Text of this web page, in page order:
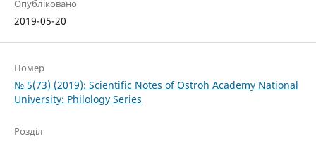
Опубліковано
2019-05-20
Номер
№ 5(73) (2019): Scientific Notes of Ostroh Academy National
University: Philology Series
Розділ